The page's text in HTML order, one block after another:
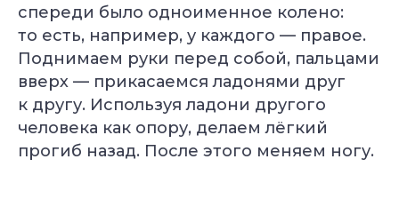
спереди было одноименное колено:
то есть, например, у каждого — правое.
Поднимаем руки перед собой, пальцами
вверх — прикасаемся ладонями друг
к другу. Используя ладони другого
человека как опору, делаем лёгкий
прогиб назад. После этого меняем ногу.